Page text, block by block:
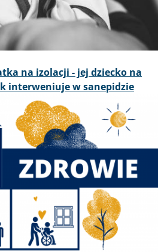
na izolacji - jej dziecko na
interweniuje w sanepidzie